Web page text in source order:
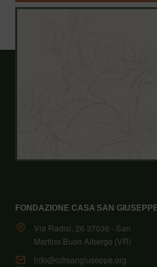
FONDAZIONE CASA SAN
Via Radisi, 26 37036 - San
Martino Buon Albergo (VR)
info@cdrsangiuseppe.org